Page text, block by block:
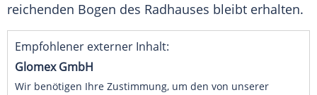
reichenden Bogen des Radhauses bleibt erhalten.
Empfohlener externer Inhalt:
Glomex GmbH
Wir benötigen Ihre Zustimmung, um den von unserer